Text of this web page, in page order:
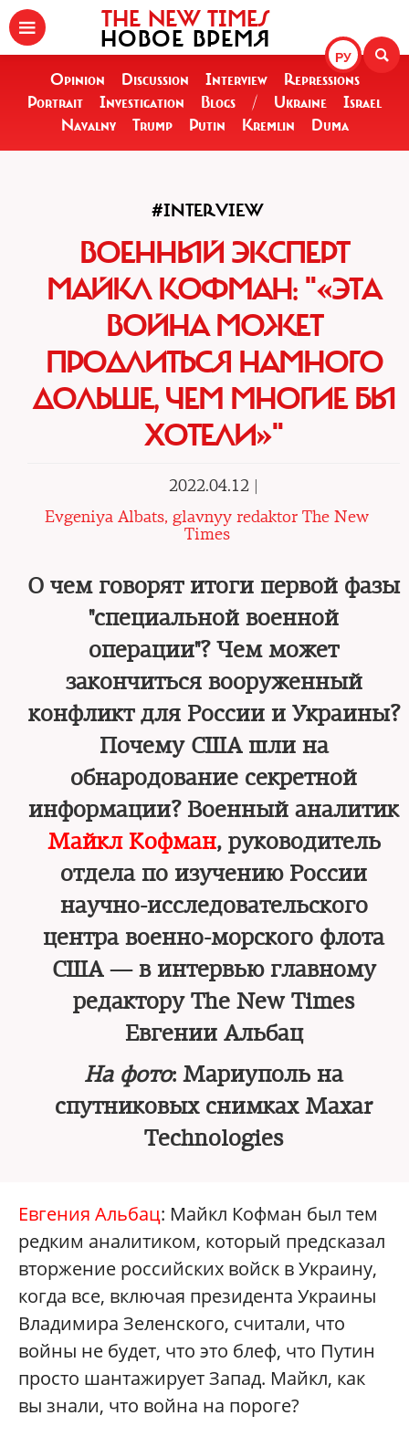
РУ
THE NEW TIMES
НОВОЕ ВРЕМЯ
Opinion Discussion Interview
Repressions
Portrait
Investigation Blogs / Ukraine
Israel
Navalny
Trump Putin Kremlin Duma
#INTERVIEW
ВОЕННЫЙ ЭКСПЕРТ
МАЙКЛ КОФМАН: "«ЭТА
ВОЙНА МОЖЕТ
ПРОДЛИТЬСЯ НАМНОГО
ДОЛЬШЕ, ЧЕМ МНОГИЕ БЫ
ХОТЕЛИ»"
2022.04.12 |
Evgeniya Albats, glavnyy redaktor The New
Times
О чем говорят итоги первой фазы
"специальной военной
операции"? Чем может
закончиться вооруженный
конфликт для России и Украины?
Почему США шли на
обнародование секретной
информации? Военный аналитик
Майкл Кофман, руководитель
отдела по изучению России
научно-исследовательского
центра военно-морского флота
США — в интервью главному
редактору The New Times
Евгении Альбац
На фото: Мариуполь на
спутниковых снимках Maxar
Technologies
Евгения Альбац: Майкл Кофман был тем
редким аналитиком, который предсказал
вторжение российских войск в Украину,
когда все, включая президента Украины
Владимира Зеленского, считали, что
войны не будет, что это блеф, что Путин
просто шантажирует Запад. Майкл, как
вы знали, что война на пороге?